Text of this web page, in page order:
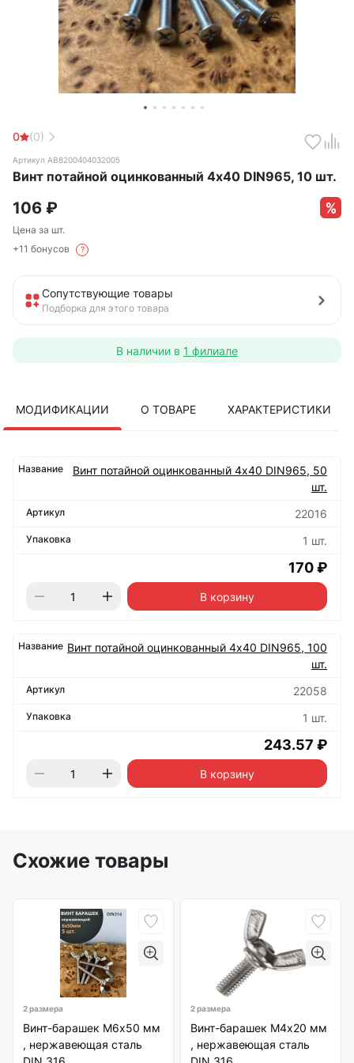
0 (0)
Артикул АВ8200404032005
Винт потайной оцинкованный 4х40 DIN965, 10 шт.
106 ₽
Цена за шт.
+11 бонусов
?
Сопутствующие товары
Подборка для этого товара
В наличии в 1 филиале
МОДИФИКАЦИИ О ТОВАРЕ ХАРАКТЕРИСТИКИ
Винт потайной оцинкованный 4х40 DIN965, 50
шт.
22016
1 шт.
170 ₽
В корзину
Винт потайной оцинкованный 4х40 DIN965, 100
шт.
22058
1 шт.
243.57 ₽
В корзину
Схожие товары
2 размера
Винт-барашек М6х50 мм
, нержавеющая сталь
2 размера
Винт-барашек М4х20 мм
, нержавеющая сталь